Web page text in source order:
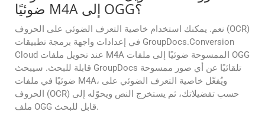
ضوئيًا M4A إلى OGG؟
نعم. يمكنك استخدام خاصية التعرف الضوئي على الحروف (OCR)
في إعدادات واجهة برمجة تطبيقات GroupDocs.Conversion
Cloud عند تحويل ملفات M4A الممسوحة ضوئيًا إلى ملفات OGG
قابلة للبحث. سيبحث GroupDocs تلقائيًا عن أي صور ممسوحة
ضوئيًا في ملفات M4A، ويُفعّل خاصية التعرف الضوئي على
الحروف (OCR) حسب تفضيلاتك، ثم يستخرج النص ويحوّله إلى
ملف OGG قابل للبحث.